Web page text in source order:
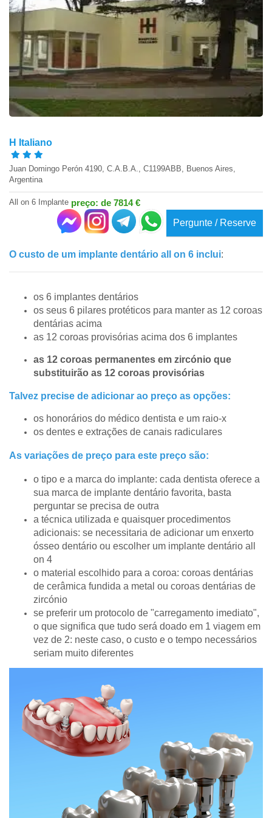
H Italiano
Juan Domingo Perón 4190, C.A.B.A., C1199ABB, Buenos Aires,
Argentina
All on 6 Implante preço: de 7814 €
Pergunte / Reserve
O custo de um implante dentário all on 6 inclui:
os 6 implantes dentários
os seus 6 pilares protéticos para manter as 12 coroas
dentárias acima
as 12 coroas provisórias acima dos 6 implantes
as 12 coroas permanentes em zircónio que
substituirão as 12 coroas provisórias
Talvez precise de adicionar ao preço as opções:
os honorários do médico dentista e um raio-x
os dentes e extrações de canais radiculares
As variações de preço para este preço são:
o tipo e a marca do implante: cada dentista oferece a
sua marca de implante dentário favorita, basta
perguntar se precisa de outra
a técnica utilizada e quaisquer procedimentos
adicionais: se necessitaria de adicionar um enxerto
ósseo dentário ou escolher um implante dentário all
on 4
o material escolhido para a coroa: coroas dentárias
de cerâmica fundida a metal ou coroas dentárias de
zircónio
se preferir um protocolo de "carregamento imediato",
o que significa que tudo será doado em 1 viagem em
vez de 2: neste caso, o custo e o tempo necessários
seriam muito diferentes